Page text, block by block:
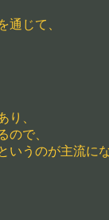
通じて、
り、
ので、
いうのが主流にな